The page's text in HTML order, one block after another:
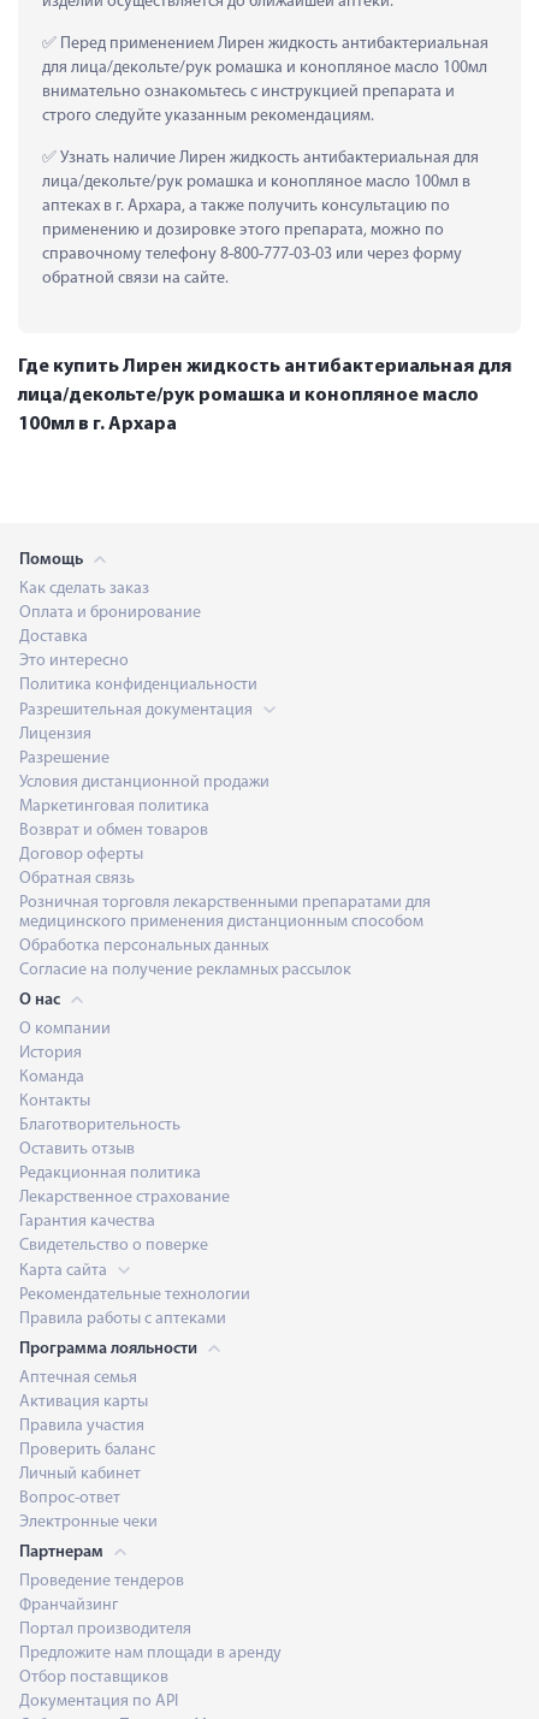
Перед применением Лирен жидкость антибактериальная
для лица/декольте/рук ромашка и конопляное масло 100мл
внимательно ознакомьтесь с инструкцией препарата и
строго следуйте указанным рекомендациям.
Узнать наличие Лирен жидкость антибактериальная для
лица/декольте/рук ромашка и конопляное масло 100мл в
аптеках в г. Архара, а также получить консультацию по
применению и дозировке этого препарата, можно по
справочному телефону 8-800-777-03-03 или через форму
обратной связи на сайте.
Где купить Лирен жидкость антибактериальная для
лица/декольте/рук ромашка и конопляное масло
100мл в г. Архара
Помощь
Как сделать заказ
Оплата и бронирование
Доставка
Это интересно
Политика конфиденциальности
Разрешительная документация
Лицензия
Разрешение
Условия дистанционной продажи
Маркетинговая политика
Возврат и обмен товаров
Договор оферты
Обратная связь
Розничная торговля лекарственными препаратами для
медицинского применения дистанционным способом
Обработка персональных данных
Согласие на получение рекламных рассылок
О нас
О компании
История
Команда
Контакты
Благотворительность
Оставить отзыв
Редакционная политика
Лекарственное страхование
Гарантия качества
Свидетельство о поверке
Карта сайта
Рекомендательные технологии
Правила работы с аптеками
Программа лояльности
Аптечная семья
Активация карты
Правила участия
Проверить баланс
Личный кабинет
Вопрос-ответ
Электронные чеки
Партнерам
Проведение тендеров
Франчайзинг
Портал производителя
Предложите нам площади в аренду
Отбор поставщиков
Документация по API